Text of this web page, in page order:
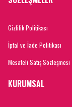
Gizlilik Politikası
İptal ve İade Politikası
Mesafeli Satış Sözleşmesi
KURUMSAL